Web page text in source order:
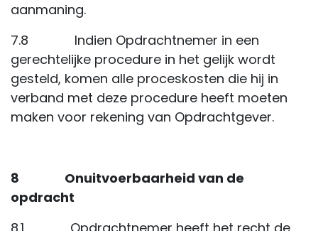
aanmaning.
7.8 Indien Opdrachtnemer in een
gerechtelijke procedure in het gelijk wordt
gesteld, komen alle proceskosten die hij in
verband met deze procedure heeft moeten
maken voor rekening van Opdrachtgever.
8 Onuitvoerbaarheid van de
opdracht